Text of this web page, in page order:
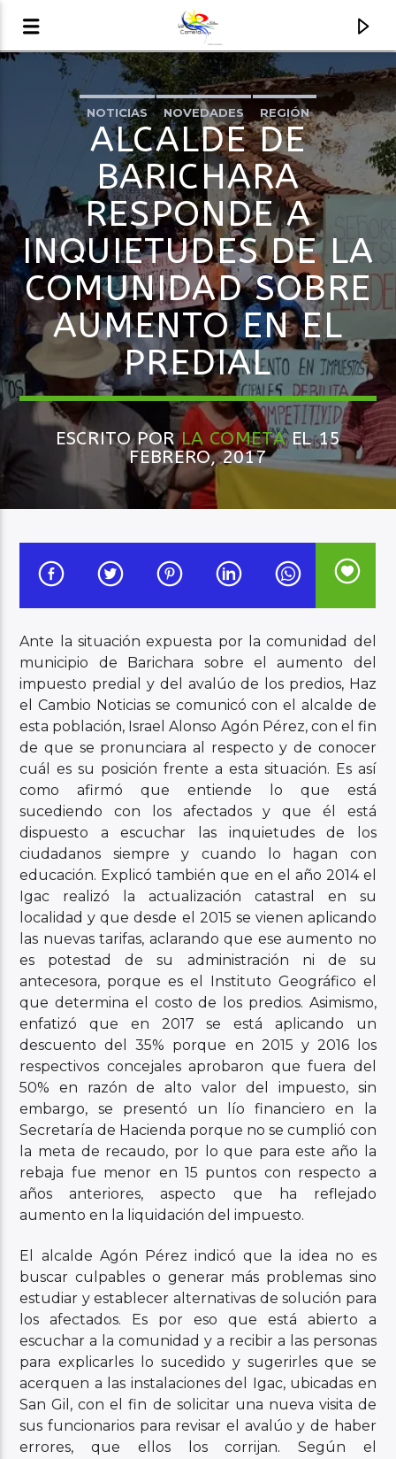
AUDIO EN VIVO
LA COMETA, SEÑALES A CIELO ABIERTO
Audio en Vivo
NOTICIAS NOVEDADES REGIÓN
ALCALDE DE
BARICHARA
RESPONDE A
INQUIETUDES DE LA
COMUNIDAD SOBRE
AUMENTO EN EL
PREDIAL
ESCRITO PORLA COMETAEL 15
FEBRERO, 2017
Ante la situación expuesta por la comunidad del
municipio de Barichara sobre el aumento del
impuesto predial y del avalúo de los predios, Haz
el Cambio Noticias se comunicó con el alcalde de
esta población, Israel Alonso Agón Pérez, con el fin
de que se pronunciara al respecto y de conocer
cuál es su posición frente a esta situación. Es así
como afirmó que entiende lo que está
sucediendo con los afectados y que él está
dispuesto a escuchar las inquietudes de los
ciudadanos siempre y cuando lo hagan con
educación. Explicó también que en el año 2014 el
Igac realizó la actualización catastral en su
localidad y que desde el 2015 se vienen aplicando
las nuevas tarifas, aclarando que ese aumento no
es potestad de su administración ni de su
antecesora, porque es el Instituto Geográfico el
que determina el costo de los predios. Asimismo,
enfatizó que en 2017 se está aplicando un
descuento del 35% porque en 2015 y 2016 los
respectivos concejales aprobaron que fuera del
50% en razón de alto valor del impuesto, sin
embargo, se presentó un lío financiero en la
Secretaría de Hacienda porque no se cumplió con
la meta de recaudo, por lo que para este año la
rebaja fue menor en 15 puntos con respecto a
años anteriores, aspecto que ha reflejado
aumento en la liquidación del impuesto.
El alcalde Agón Pérez indicó que la idea no es
buscar culpables o generar más problemas sino
estudiar y establecer alternativas de solución para
los afectados. Es por eso que está abierto a
escuchar a la comunidad y a recibir a las personas
para explicarles lo sucedido y sugerirles que se
acerquen a las instalaciones del Igac, ubicadas en
San Gil, con el fin de solicitar una nueva visita de
sus funcionarios para revisar el avalúo y de haber
errores, que ellos los corrijan. Según el